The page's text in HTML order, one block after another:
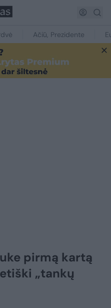
Ačiū, Prezidente
pirmą kartą
„tankų